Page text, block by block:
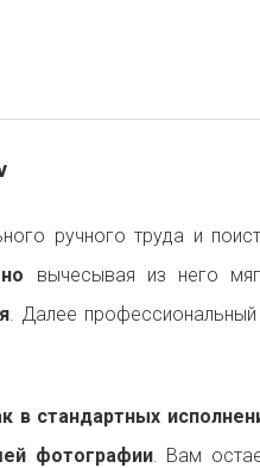
ручного труда и
вычесывая из него
. Далее
в стандартных
фотографии. Вам